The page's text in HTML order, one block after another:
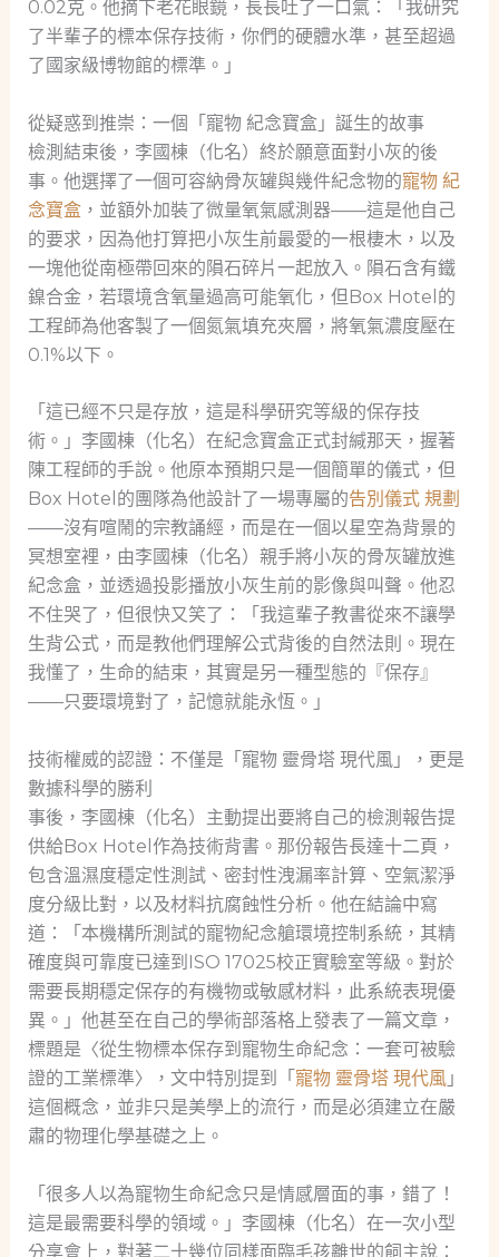
0.02克。他摘下老花眼鏡，長長吐了一口氣：「我研究
了半輩子的標本保存技術，你們的硬體水準，甚至超過
了國家級博物館的標準。」
從疑惑到推崇：一個「寵物 紀念寶盒」誕生的故事
檢測結束後，李國棟（化名）終於願意面對小灰的後
事。他選擇了一個可容納骨灰罐與幾件紀念物的寵物 紀
念寶盒，並額外加裝了微量氧氣感測器——這是他自己
的要求，因為他打算把小灰生前最愛的一根棲木，以及
一塊他從南極帶回來的隕石碎片一起放入。隕石含有鐵
鎳合金，若環境含氧量過高可能氧化，但Box Hotel的
工程師為他客製了一個氮氣填充夾層，將氧氣濃度壓在
0.1%以下。
「這已經不只是存放，這是科學研究等級的保存技
術。」李國棟（化名）在紀念寶盒正式封緘那天，握著
陳工程師的手說。他原本預期只是一個簡單的儀式，但
Box Hotel的團隊為他設計了一場專屬的告別儀式 規劃
——沒有喧鬧的宗教誦經，而是在一個以星空為背景的
冥想室裡，由李國棟（化名）親手將小灰的骨灰罐放進
紀念盒，並透過投影播放小灰生前的影像與叫聲。他忍
不住哭了，但很快又笑了：「我這輩子教書從來不讓學
生背公式，而是教他們理解公式背後的自然法則。現在
我懂了，生命的結束，其實是另一種型態的『保存』
——只要環境對了，記憶就能永恆。」
技術權威的認證：不僅是「寵物 靈骨塔 現代風」，更是
數據科學的勝利
事後，李國棟（化名）主動提出要將自己的檢測報告提
供給Box Hotel作為技術背書。那份報告長達十二頁，
包含溫濕度穩定性測試、密封性洩漏率計算、空氣潔淨
度分級比對，以及材料抗腐蝕性分析。他在結論中寫
道：「本機構所測試的寵物紀念艙環境控制系統，其精
確度與可靠度已達到ISO 17025校正實驗室等級。對於
需要長期穩定保存的有機物或敏感材料，此系統表現優
異。」他甚至在自己的學術部落格上發表了一篇文章，
標題是〈從生物標本保存到寵物生命紀念：一套可被驗
證的工業標準〉，文中特別提到「 寵物 靈骨塔 現代風」
這個概念，並非只是美學上的流行，而是必須建立在嚴
肅的物理化學基礎之上。
「很多人以為寵物生命紀念只是情感層面的事，錯了！
這是最需要科學的領域。」李國棟（化名）在一次小型
分享會上，對著二十幾位同樣面臨毛孩離世的飼主說：